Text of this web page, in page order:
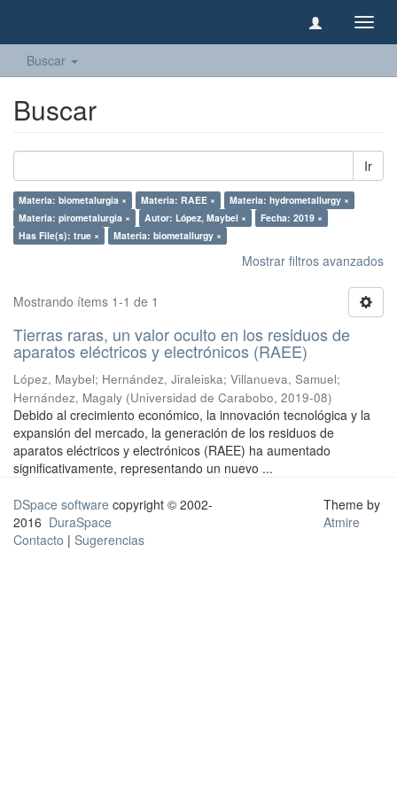
Buscar
Buscar
Ir
Materia: biometalurgia × Materia: RAEE ×
Materia: hydrometallurgy ×
Materia: pirometalurgia ×
Autor: López, Maybel ×
Fecha: 2019 ×
Has File(s): true ×
Materia: biometallurgy ×
Mostrar filtros avanzados
Mostrando ítems 1-1 de 1
Tierras raras, un valor oculto en los residuos de
aparatos eléctricos y electrónicos (RAEE)
López, Maybel; Hernández, Jiraleiska; Villanueva, Samuel;
Hernández, Magaly (Universidad de Carabobo, 2019-08)
Debido al crecimiento económico, la innovación tecnológica y la
expansión del mercado, la generación de los residuos de
aparatos eléctricos y electrónicos (RAEE) ha aumentado
significativamente, representando un nuevo ...
DSpace software copyright © 2002-
2016 DuraSpace
Contacto | Sugerencias
Theme by
Atmire